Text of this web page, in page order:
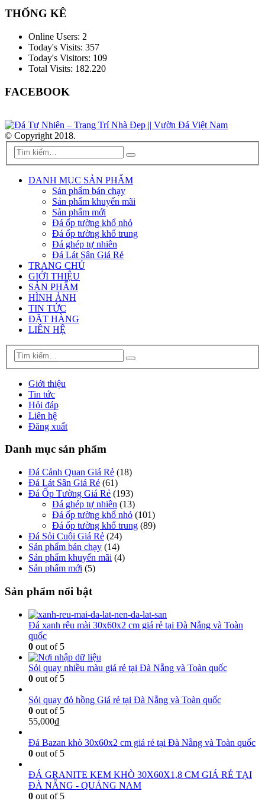
THỐNG KÊ
Online Users: 2
Today's Visits: 357
Today's Visitors: 109
Total Visits: 182.220
FACEBOOK
© Copyright 2018.
DANH MỤC SẢN PHẨM
Sản phẩm bán chạy
Sản phẩm khuyến mãi
Sản phẩm mới
Đá ốp tường khổ nhỏ
Đá ốp tường khổ trung
Đá ghép tự nhiên
Đá Lát Sân Giá Rẻ
TRANG CHỦ
GIỚI THIỆU
SẢN PHẨM
HÌNH ẢNH
TIN TỨC
ĐẶT HÀNG
LIÊN HỆ
Giới thiệu
Tin tức
Hỏi đáp
Liên hệ
Đăng xuất
Danh mục sản phẩm
Đá Cảnh Quan Giá Rẻ (18)
Đá Lát Sân Giá Rẻ (61)
Đá Ốp Tường Giá Rẻ (193)
Đá ghép tự nhiên (13)
Đá ốp tường khổ nhỏ (101)
Đá ốp tường khổ trung (89)
Đá Sỏi Cuội Giá Rẻ (24)
Sản phẩm bán chạy (14)
Sản phẩm khuyến mãi (4)
Sản phẩm mới (5)
Sản phẩm nổi bật
Đá xanh rêu mài 30x60x2 cm giá rẻ tại Đà Nẵng và Toàn
quốc
0 out of 5
Sỏi quay nhiều màu giá rẻ tại Đà Nẵng và Toàn quốc
0 out of 5
Sỏi quay đỏ hồng Giá rẻ tại Đà Nẵng và Toàn quốc
0 out of 5
55,000₫
Đá Bazan khò 30x60x2 cm giá rẻ tại Đà Nẵng và Toàn quốc
0 out of 5
ĐÁ GRANITE KEM KHÒ 30X60X1,8 CM GIÁ RẺ TẠI
ĐÀ NẴNG - QUẢNG NAM
0 out of 5